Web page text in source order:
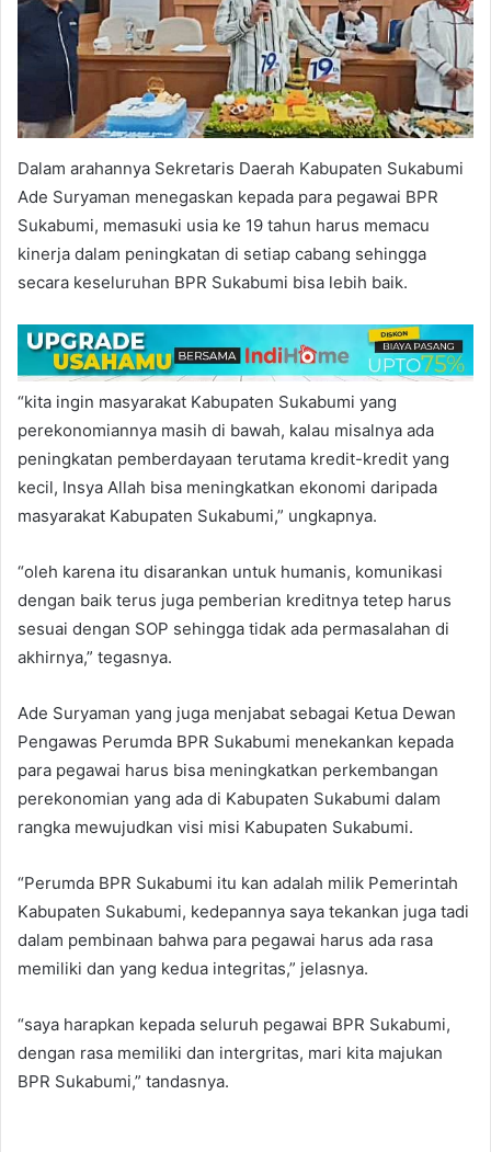
Dalam arahannya Sekretaris Daerah Kabupaten Sukabumi
Ade Suryaman menegaskan kepada para pegawai BPR
Sukabumi, memasuki usia ke 19 tahun harus memacu
kinerja dalam peningkatan di setiap cabang sehingga
secara keseluruhan BPR Sukabumi bisa lebih baik.
“kita ingin masyarakat Kabupaten Sukabumi yang
perekonomiannya masih di bawah, kalau misalnya ada
peningkatan pemberdayaan terutama kredit-kredit yang
kecil, Insya Allah bisa meningkatkan ekonomi daripada
masyarakat Kabupaten Sukabumi,” ungkapnya.
“oleh karena itu disarankan untuk humanis, komunikasi
dengan baik terus juga pemberian kreditnya tetep harus
sesuai dengan SOP sehingga tidak ada permasalahan di
akhirnya,” tegasnya.
Ade Suryaman yang juga menjabat sebagai Ketua Dewan
Pengawas Perumda BPR Sukabumi menekankan kepada
para pegawai harus bisa meningkatkan perkembangan
perekonomian yang ada di Kabupaten Sukabumi dalam
rangka mewujudkan visi misi Kabupaten Sukabumi.
“Perumda BPR Sukabumi itu kan adalah milik Pemerintah
Kabupaten Sukabumi, kedepannya saya tekankan juga tadi
dalam pembinaan bahwa para pegawai harus ada rasa
memiliki dan yang kedua integritas,” jelasnya.
“saya harapkan kepada seluruh pegawai BPR Sukabumi,
dengan rasa memiliki dan intergritas, mari kita majukan
BPR Sukabumi,” tandasnya.